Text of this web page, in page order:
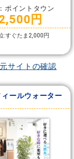
ポイントタウン
円
:すぐたま2,000円
サイトの確認
ールウォーター